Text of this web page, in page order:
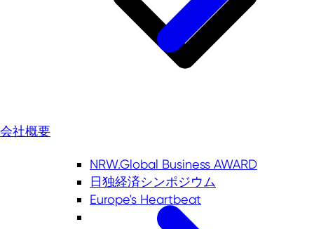
NRW.Global Business AWARD
日独経済シンポジウム
Europe's Heartbeat
会社概要